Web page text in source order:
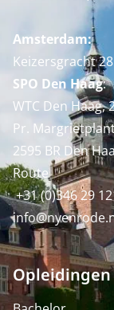
Amsterdam:
Keizersgracht
SPO Den Haag:
WTC Den Haag,
Pr.
2595 BR Den
Route
+31 (0)346 29
Opleidingen